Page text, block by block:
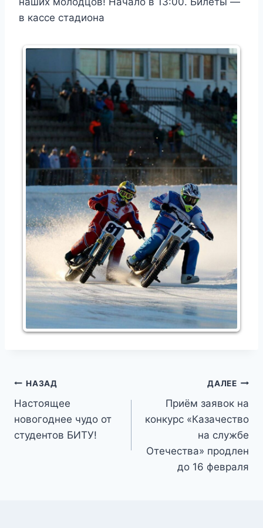
в кассе стадиона
Навигация
по
записям
НАЗАД
Настоящее
новогоднее чудо от
студентов БИТУ!
ДАЛЕЕ
Приём заявок на
конкурс «Казачество
на службе
Отечества» продлен
до 16 февраля